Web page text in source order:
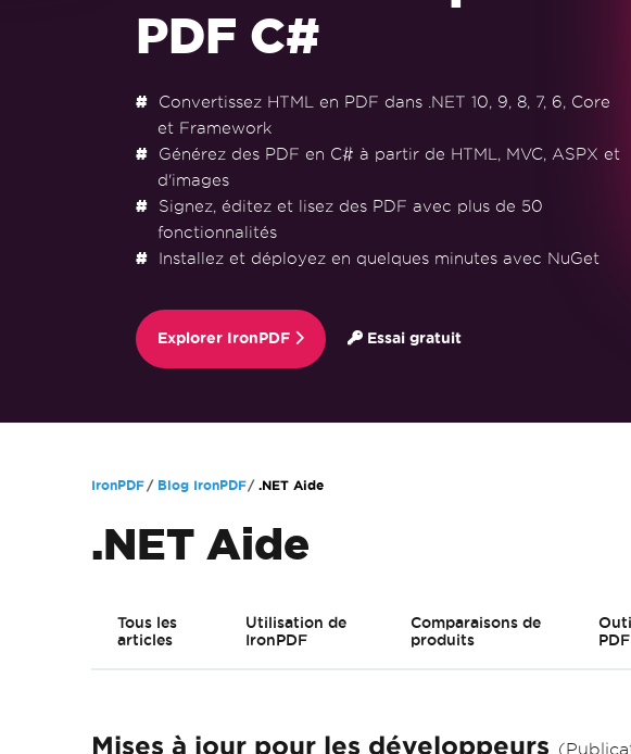
PDF C#
Convertissez HTML en PDF dans .NET 10, 9, 8, 7, 6, Core
et Framework
Générez des PDF en C# à partir de HTML, MVC, ASPX et
d'images
Signez, éditez et lisez des PDF avec plus de 50
fonctionnalités
Installez et déployez en quelques minutes avec NuGet
Explorer IronPDF Essai gratuit
IronPDF Blog IronPDF .NET Aide
.NET Aide
Tous les
articles
Utilisation de
IronPDF
Comparaisons de
produits
PDF
Mises à jour pour les développeurs